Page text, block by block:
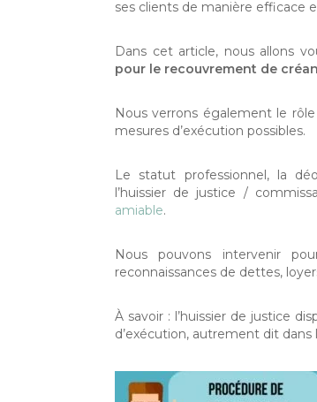
ses clients de manière efficace
Dans cet article, nous allons
pour le recouvrement de
Nous verrons également le
mesures d’exécution possibles.
Le statut professionnel, la
l’huissier de justice /
amiable.
Nous pouvons intervenir
reconnaissances de dettes,
À savoir : l’huissier de justice
d’exécution, autrement dit